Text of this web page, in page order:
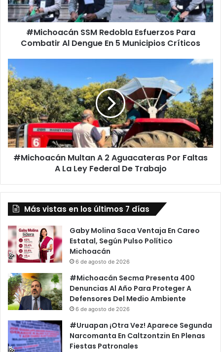
Dengue
En
Municipios
#Michoacán SSM Redobla Esfuerzos Para
Combatir Al Dengue En 5 Municipios Críticos
#Michoacán
Multan
A
2
Aguacateras
Por
Faltas
A
La
Ley#Michoacán Multan A 2 Aguacateras Por Faltas
A La Ley Federal De Trabajo
Más vistas en los últimos 7 días
Gaby Molina Saca Ventaja En Careo
Estatal, Según Pulso Político
Michoacán
6 de agosto de 2026
#Michoacán Secma Presenta 400
Denuncias Al Año Para Proteger A
Defensores Del Medio Ambiente
6 de agosto de 2026
#Uruapan ¡Otra Vez! Aparece Segunda
Narcomanta En Caltzontzin En Plenas
Fiestas Patronales